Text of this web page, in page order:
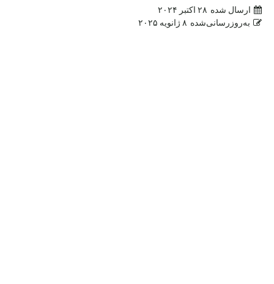
ارسال شده ۲۸ اکتبر ۲۰۲۴
به‌روزرسانی‌شده ۸ ژانویه ۲۰۲۵